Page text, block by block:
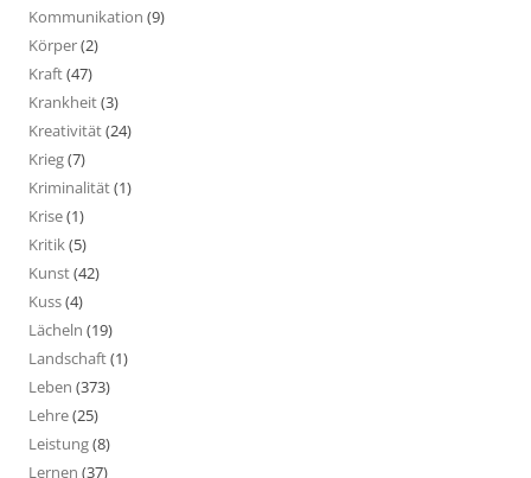
Kommunikation (9)
Körper(2)
Kraft(47)
Krankheit(3)
Kreativität(24)
Krieg(7)
Kriminalität(1)
Krise(1)
Kritik(5)
Kunst(42)
Kuss(4)
Lächeln (19)
Landschaft(1)
Leben (373)
Lehre(25)
Leistung(8)
Lernen (37)